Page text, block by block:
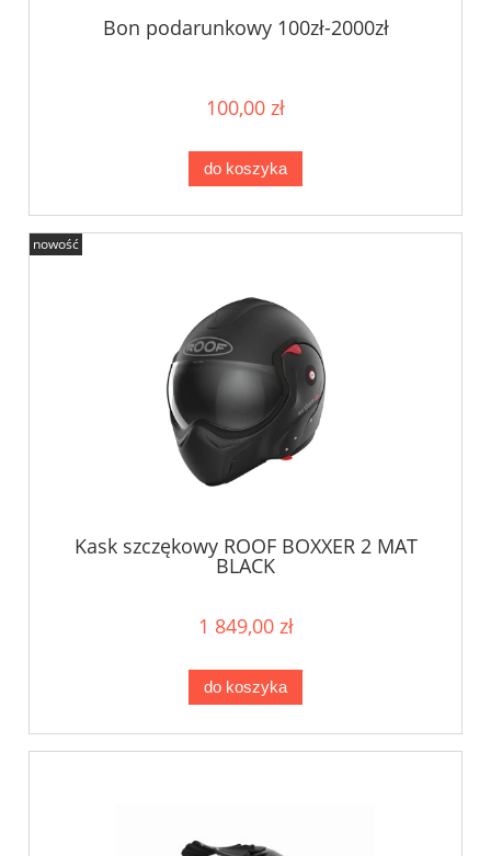
Bon podarunkowy 100zł-2000zł
100,00 zł
do koszyka
Kask szczękowy ROOF BOXXER 2 MAT
BLACK
1 849,00 zł
do koszyka
nowość